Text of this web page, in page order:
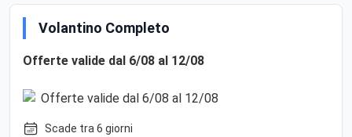
Volantino Completo
Offerte valide dal 6/08 al 12/08
Scade tra 6 giorni